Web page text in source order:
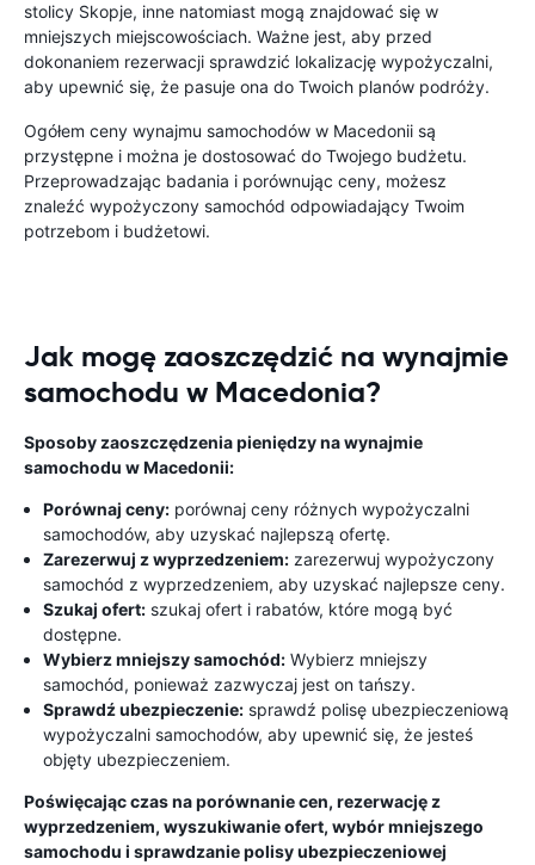
stolicy Skopje, inne natomiast mogą znajdować się w
mniejszych miejscowościach. Ważne jest, aby przed
dokonaniem rezerwacji sprawdzić lokalizację wypożyczalni,
aby upewnić się, że pasuje ona do Twoich planów podróży.
Ogółem ceny wynajmu samochodów w Macedonii są
przystępne i można je dostosować do Twojego budżetu.
Przeprowadzając badania i porównując ceny, możesz
znaleźć wypożyczony samochód odpowiadający Twoim
potrzebom i budżetowi.
Jak mogę zaoszczędzić na wynajmie
samochodu w Macedonia?
Sposoby zaoszczędzenia pieniędzy na wynajmie
samochodu w Macedonii:
Porównaj ceny: porównaj ceny różnych wypożyczalni
samochodów, aby uzyskać najlepszą ofertę.
Zarezerwuj z wyprzedzeniem: zarezerwuj wypożyczony
samochód z wyprzedzeniem, aby uzyskać najlepsze ceny.
Szukaj ofert: szukaj ofert i rabatów, które mogą być
dostępne.
Wybierz mniejszy samochód: Wybierz mniejszy
samochód, ponieważ zazwyczaj jest on tańszy.
Sprawdź ubezpieczenie: sprawdź polisę ubezpieczeniową
wypożyczalni samochodów, aby upewnić się, że jesteś
objęty ubezpieczeniem.
Poświęcając czas na porównanie cen, rezerwację z
wyprzedzeniem, wyszukiwanie ofert, wybór mniejszego
samochodu i sprawdzanie polisy ubezpieczeniowej